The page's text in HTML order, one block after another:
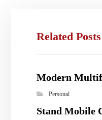
Related
Modern
Personal
Stand Mobile